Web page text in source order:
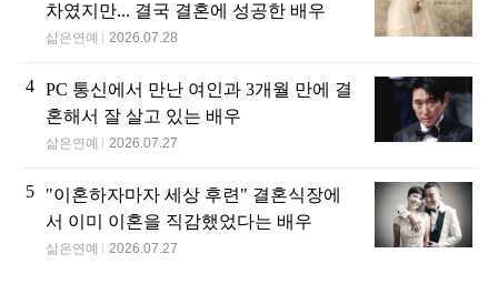
차였지만... 결국 결혼에 성공한 배우
삶은연예 2026.07.28
4 PC 통신에서 만난 여인과 3개월 만에 결
혼해서 잘 살고 있는 배우
삶은연예 2026.07.27
5
"이혼하자마자 세상 후련" 결혼식장에
서 이미 이혼을 직감했었다는 배우
삶은연예 2026.07.27